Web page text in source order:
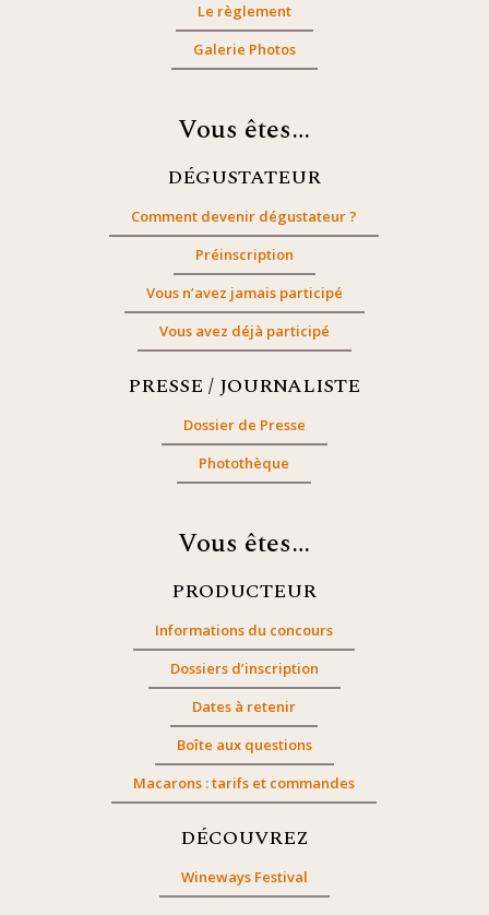
Le règlement
Galerie Photos
Vous êtes…
DÉGUSTATEUR
Comment devenir dégustateur ?
Préinscription
Vous n’avez jamais participé
Vous avez déjà participé
PRESSE / JOURNALISTE
Dossier de Presse
Photothèque
Vous êtes…
PRODUCTEUR
Informations du concours
Dossiers d’inscription
Dates à retenir
Boîte aux questions
Macarons : tarifs et commandes
DÉCOUVREZ
Wineways Festival